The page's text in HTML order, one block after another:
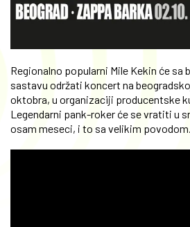
Regionalno popularni Mile Kekin će sa
sastavu održati koncert na
oktobra, u organizaciji producentske
Legendarni pank-roker će se vratiti u
osam meseci, i to sa velikim povodom.